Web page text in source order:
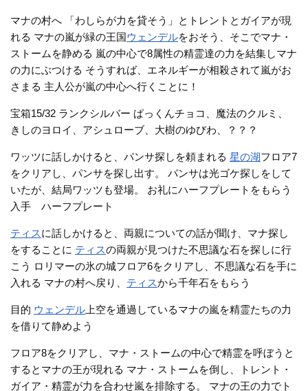
マナの村へ 「わしらが力を貸そう」とトレントとガイアが現
れる マナの嵐が緑の王国ウェンデルをおそう、そこでマナ・
ストームを静める 嵐の中心で8属性の精霊達の力を結集しマナ
の力にぶつける そうすれば、エネルギーが相殺されて嵐がお
さまる 主人公が嵐の中心へ行くことに！
宝箱15/32 ランクシルバー ぱっくんチョコ、魔法のクルミ、
きしのヨロイ、アシュローブ、大樹のゆびわ、？？？
ワッツに話しかけると、パンサ探しを頼まれる星の湖フロア7
をクリアし、パンサを探し出す。 パンサは光ゴケ探しをして
いたが、結局ワッツも登場。 お礼にハーフプレートをもらう
入手 ハーフプレート
ティスに話しかけると、両親についての話が聞け、マナ探し
をすることに ティスの両親が見つけた不思議な石を探しに行
こう ロリマーの氷の城フロア6をクリアし、不思議な石を手に
入れる マナの村へ戻り、 ティスから千年石をもらう
目的 ウェンデル 上空を通過しているマナの嵐を精霊たちの力
を借りて静めよう
フロア8をクリアし、マナ・ストームの中心で精霊を呼ぼうと
するとマナの王が現れる マナ・ストームを倒し、トレント・
ガイア・精霊が力を合わせ嵐を排除する。 マナの王の力でト